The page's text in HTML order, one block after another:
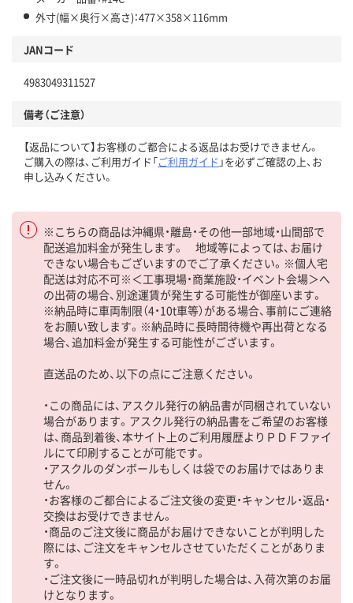
外寸(幅×奥行×高さ)：477×358×116mm
JANコード
4983049311527
備考（ご注意）
【返品について】お客様のご都合による返品はお受けできません。
ご購入の際は、ご利用ガイド「ご利用ガイド 」を必ずご確認の上、お
申し込みください。
※こちらの商品は沖縄県・離島・その他一部地域・山間部で
配送追加料金が発生します。 地域等によっては、お届け
できない場合もございますのでご了承ください。※個人宅
配送は対応不可※＜工事現場・商業施設・イベント会場＞へ
の出荷の場合、別途運賃が発生する可能性が御座います。
※納品時に車両制限（4・10t車等）がある場合、事前にご連絡
をお願い致します。※納品時に長時間待機や再出荷となる
場合、追加料金が発生する可能性がございます。
直送品のため、以下の点にご注意ください。
・この商品には、アスクル発行の納品書が同梱されていない
場合があります。アスクル発行の納品書をご希望のお客様
は、商品到着後、本サイト上のご利用履歴よりＰＤＦファイ
ルにて印刷することが可能です。
・アスクルのダンボールもしくは袋でのお届けではありま
せん。
・お客様のご都合によるご注文後の変更・キャンセル・返品・
交換はお受けできません。
・商品のご注文後に商品がお届けできないことが判明した
際には、ご注文をキャンセルさせていただくことがありま
す。
・ご注文後に一時品切れが判明した場合は、入荷次第のお届
けとなります。